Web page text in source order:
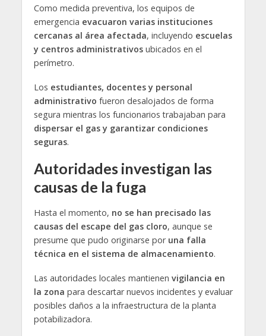
Como medida preventiva, los equipos de
emergencia evacuaron varias instituciones
cercanas al área afectada, incluyendo escuelas
y centros administrativosubicados en el
perímetro.
Los estudiantes, docentes y personal
administrativo fueron desalojados de forma
segura mientras los funcionarios trabajaban para
dispersar el gas y garantizar condiciones
seguras.
Autoridades investigan las
causas de la fuga
Hasta el momento, no se han precisado las
causas del escape del gas cloro, aunque se
presume que pudo originarse por una falla
técnica en el sistema de almacenamiento.
Las autoridades locales mantienen vigilancia en
la zona para descartar nuevos incidentes y evaluar
posibles daños a la infraestructura de la planta
potabilizadora.